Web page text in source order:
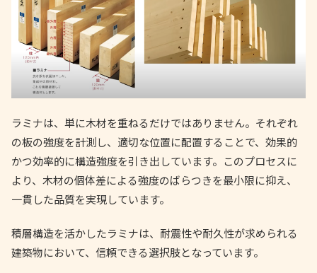
ラミナは、単に木材を重ねるだけではありません。それぞれ
の板の強度を計測し、適切な位置に配置することで、効果的
かつ効率的に構造強度を引き出しています。このプロセスに
より、木材の個体差による強度のばらつきを最小限に抑え、
一貫した品質を実現しています。
積層構造を活かしたラミナは、耐震性や耐久性が求められる
建築物において、信頼できる選択肢となっています。